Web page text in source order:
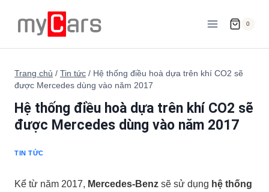
content
0
Trang chủ / Tin tức / Hệ thống điều hoà dựa trên khí CO2 sẽ
được Mercedes dùng vào năm 2017
Hệ thống điều hoà dựa trên khí CO2 sẽ
được Mercedes dùng vào năm 2017
TIN TỨC
Kể từ năm 2017, Mercedes-Benz sẽ sử dụng hệ thống